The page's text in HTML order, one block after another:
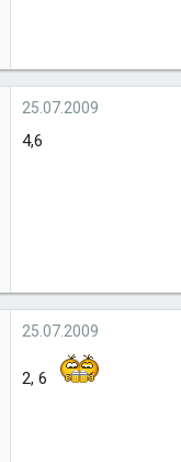
25.07.2009
4,6
25.07.2009
2, 6